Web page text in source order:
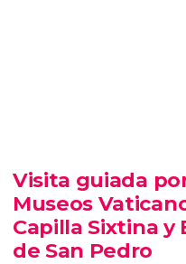
tour de contrastes
barrios
Long Island
City
Visita guiada
Museos
Capilla Sixtina y
de San Pedro